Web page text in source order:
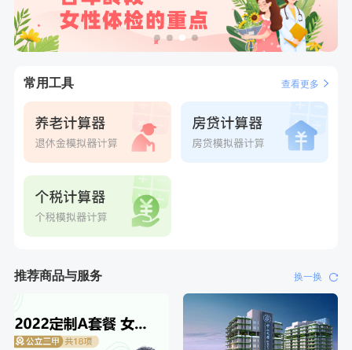
7分钟前 叶**
成功预约了女性防癌筛查套餐
7分钟前
莫**
成功预约了青少年体检套餐
刚刚
李**
购买了七年五季黑咖啡速溶低脂无添加蔗糖美式咖啡粉24g*2
盒
常用工具 查看更多
推荐商品与服务 换一换